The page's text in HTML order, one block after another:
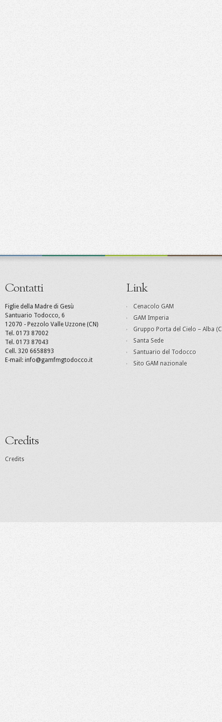
Contatti
Figlie della Madre di Gesù
Santuario Todocco, 6
12070 - Pezzolo Valle Uzzone (CN)
Tel. 0173 87002
Tel. 0173 87043
Cell. 320 6658893
E-mail: info@gamfmgtodocco.it
Link
Cenacolo GAM
GAM Imperia
Gruppo Porta del Cielo – Alba
Santa Sede
Santuario del Todocco
Sito GAM nazionale
Credits
Credits